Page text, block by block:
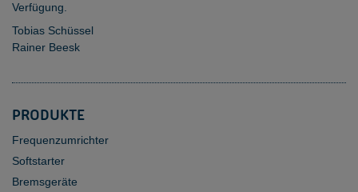
Verfügung.
Tobias Schüssel
Rainer Beesk
PRODUKTE
Frequenzumrichter
Softstarter
Bremsgeräte